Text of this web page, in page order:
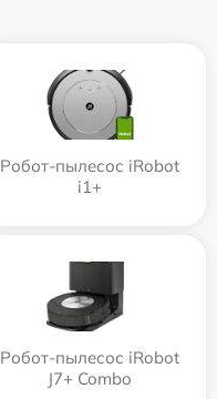
Робот-пылесос iRobot
i1+
Робот-пылесос iRobot
J7+ Combo